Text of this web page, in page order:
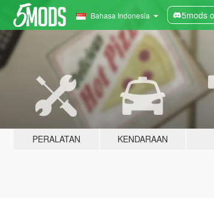
Bahasa Indonesia 5mods
PERALATAN KENDARAAN